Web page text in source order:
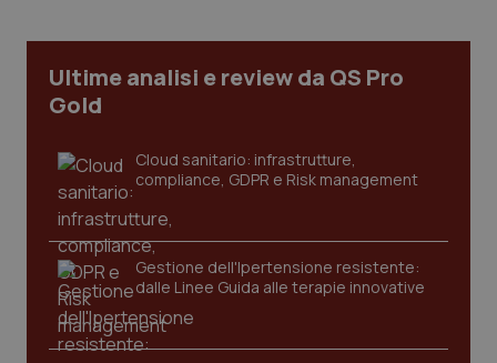
Ultime analisi e review da QS Pro
Gold
Cloud sanitario: infrastrutture,
compliance, GDPR e Risk management
Gestione dell'Ipertensione resistente:
dalle Linee Guida alle terapie innovative
CookieScriptConsent
CookieScript